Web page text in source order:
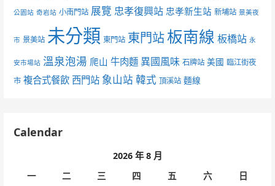
公園站 奇岩站 小南門站 展覽 忠孝復興站 忠孝新生站 新埔站 景美夜
市 景美站 未分類 東門站 東門站板南線 板橋站 永
安市場站 溫泉泡湯 爬山 牛肉麵 異國風味 石牌站 美國 臨江街夜
市 複合式餐飲 西門站 象山站 韓式 頂溪站 麵線
Calendar
2026 年 8 月
一
二 三 四 五 六
日